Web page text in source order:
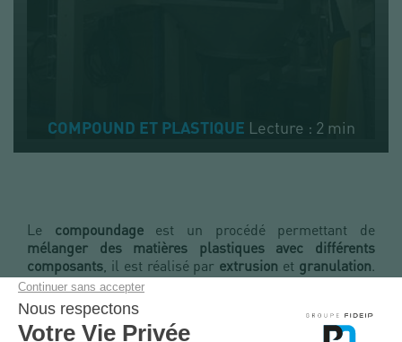
COMPOUND ET PLASTIQUE Lecture : 2 min
Le compoundage est un procédé permettant de
mélanger des matières plastiques avec différents
composants , il est réalisé par extrusion et granulation.
Au-delà de l’intégration de formules colorantes, le
compoundage confère aux plastiques différentes
propriétés via l’intégration de charges additives.